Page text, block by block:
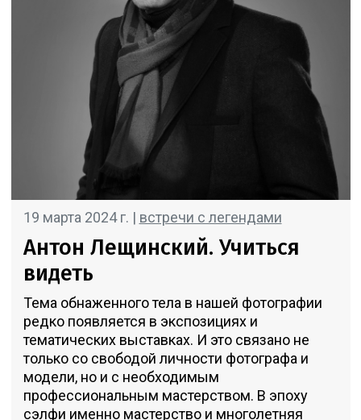
19 марта 2024 г. | встречи с легендами
Антон Лещинский. Учиться
видеть
Тема обнаженного тела в нашей фотографии
редко появляется в экспозициях и
тематических выставках. И это связано не
только со свободой личности фотографа и
модели, но и с необходимым
профессиональным мастерством. В эпоху
сэлфи именно мастерство и многолетняя